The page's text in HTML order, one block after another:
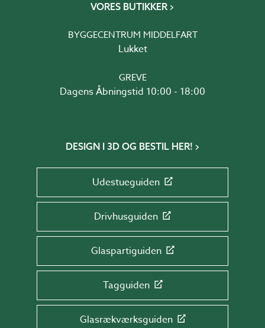
VORES BUTIKKER
BYGGECENTRUM MIDDELFART
Lukket
GREVE
Dagens Åbningstid 10:00 - 18:00
DESIGN I 3D OG BESTIL HER!
Udestueguiden
Drivhusguiden
Glaspartiguiden
Tagguiden
Glasrækværksguiden